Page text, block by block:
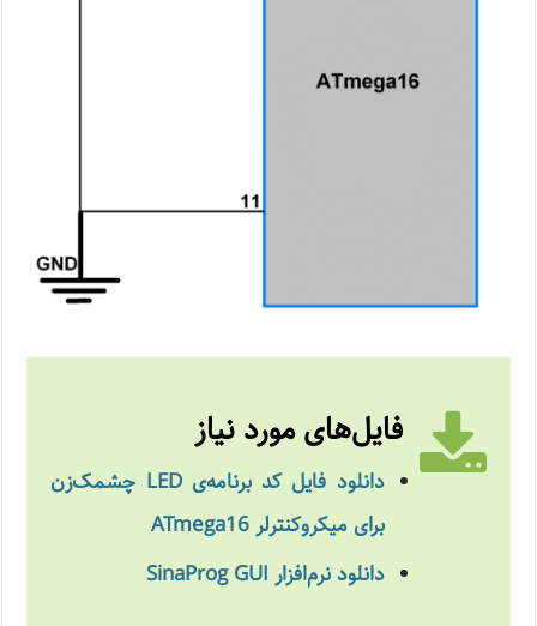
فایل‌های مورد نیاز
دانلود فایل کد برنامه‌یLED چشمک‌زن
برای میکروکنترلرATmega16
دانلود نرم‌افزار SinaProg GUI